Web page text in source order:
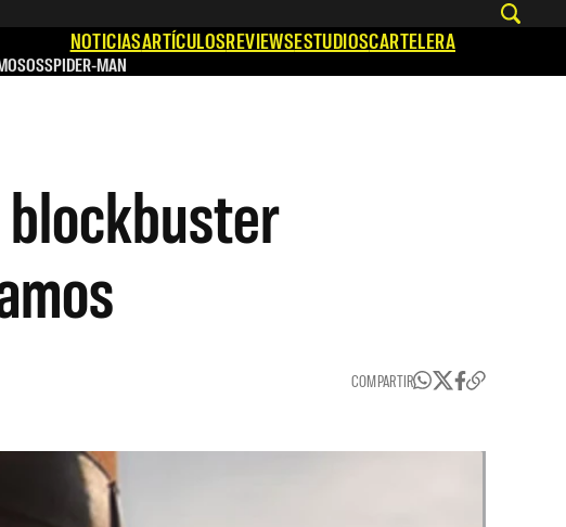
NOTICIASARTÍCULOSREVIEWSESTUDIOSCARTELERA
SPIDER-MAN
blockbuster
COMPARTIR